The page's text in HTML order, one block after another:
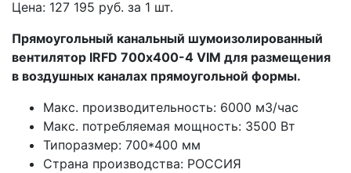
Цена: 127 195 руб. за 1 шт.
Прямоугольный канальный шумоизолированный
вентилятор IRFD 700х400-4 VIM для размещения
в воздушных каналах прямоугольной формы.
Макс. производительность: 6000 м3/час
Макс. потребляемая мощность: 3500 Вт
Типоразмер: 700*400 мм
Страна производства: РОССИЯ